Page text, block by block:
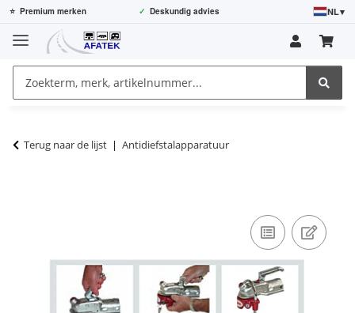
⭐ Premium merken ✓ Deskundig advies NL▾
Terug naar de lijst Antidiefstalapparatuur